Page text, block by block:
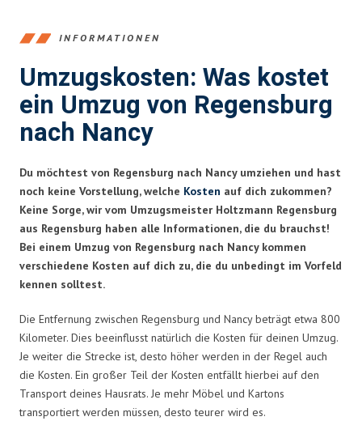
INFORMATIONEN
Umzugskosten: Was kostet
ein Umzug von Regensburg
nach Nancy
Du möchtest von Regensburg nach Nancy umziehen und hast
noch keine Vorstellung, welche Kosten auf dich zukommen?
Keine Sorge, wir vom Umzugsmeister Holtzmann Regensburg
aus Regensburg haben alle Informationen, die du brauchst!
Bei einem Umzug von Regensburg nach Nancy kommen
verschiedene Kosten auf dich zu, die du unbedingt im Vorfeld
kennen solltest.
Die Entfernung zwischen Regensburg und Nancy beträgt etwa 800
Kilometer. Dies beeinflusst natürlich die Kosten für deinen Umzug.
Je weiter die Strecke ist, desto höher werden in der Regel auch
die Kosten. Ein großer Teil der Kosten entfällt hierbei auf den
Transport deines Hausrats. Je mehr Möbel und Kartons
transportiert werden müssen, desto teurer wird es.